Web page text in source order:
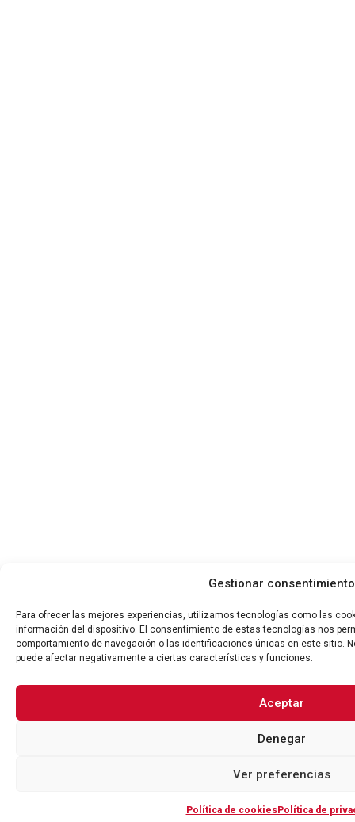
Gestionar consentimiento
Para ofrecer las mejores experiencias, utilizamos tecnologías como las
información del dispositivo. El consentimiento de estas tecnologías nos
comportamiento de navegación o las identificaciones únicas en este sitio.
puede afectar negativamente a ciertas características y funciones.
Aceptar
Denegar
Ver preferencias
Política de cookiesPolítica de